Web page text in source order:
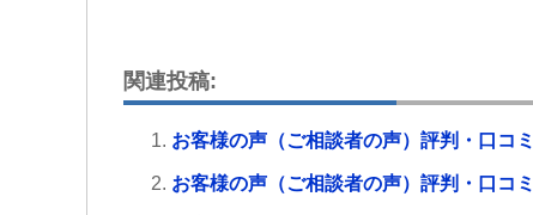
関連投稿:
お客様の声（ご相談者の声）評判・口コミ
お客様の声（ご相談者の声）評判・口コミ